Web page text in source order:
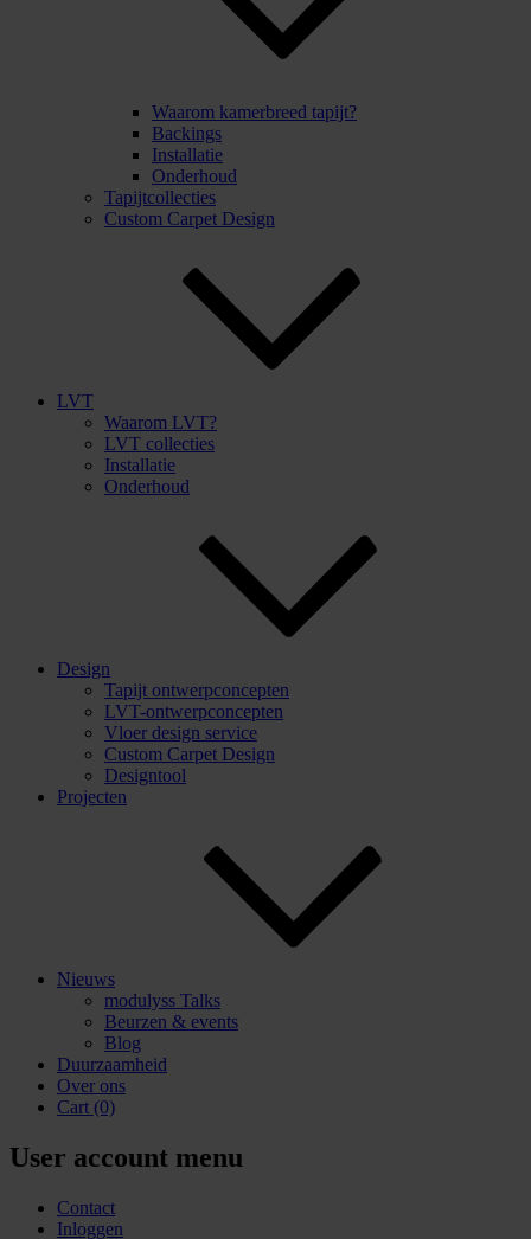
Waarom kamerbreed tapijt?
Backings
Installatie
Onderhoud
Tapijtcollecties
Custom Carpet Design
LVT
Waarom LVT?
LVT collecties
Installatie
Onderhoud
Design
Tapijt ontwerpconcepten
LVT-ontwerpconcepten
Vloer design service
Custom Carpet Design
Designtool
Projecten
Nieuws
modulyss Talks
Beurzen & events
Blog
Duurzaamheid
Over ons
Cart (0)
User account menu
Contact
Inloggen